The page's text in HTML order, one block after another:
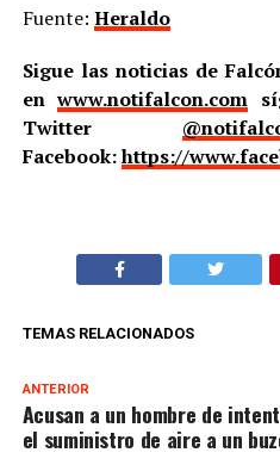
Fuente: Heraldo
Sigue las noticias de
enwww.notifalcon.com
Twitter
Facebook:https://
TEMAS RELACIONADOS
ANTERIOR
Acusan a un hombre de
el suministro de aire a un